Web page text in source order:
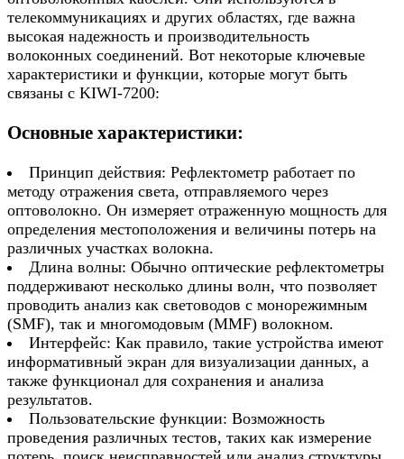
телекоммуникациях и других областях, где важна
высокая надежность и производительность
волоконных соединений. Вот некоторые ключевые
характеристики и функции, которые могут быть
связаны с KIWI-7200:
Основные характеристики:
Принцип действия: Рефлектометр работает по
методу отражения света, отправляемого через
оптоволокно. Он измеряет отраженную мощность для
определения местоположения и величины потерь на
различных участках волокна.
Длина волны: Обычно оптические рефлектометры
поддерживают несколько длины волн, что позволяет
проводить анализ как световодов с монорежимным
(SMF), так и многомодовым (MMF) волокном.
Интерфейс: Как правило, такие устройства имеют
информативный экран для визуализации данных, а
также функционал для сохранения и анализа
результатов.
Пользовательские функции: Возможность
проведения различных тестов, таких как измерение